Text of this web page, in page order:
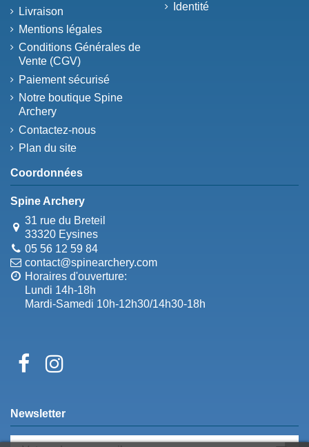
Livraison
Mentions légales
Conditions Générales de
Vente (CGV)
Paiement sécurisé
Notre boutique Spine
Archery
Contactez-nous
Plan du site
Identité
Coordonnées
Spine Archery
31 rue du Breteil
33320 Eysines
05 56 12 59 84
contact@spinearchery.com
Horaires d'ouverture:
Lundi 14h-18h
Mardi-Samedi 10h-12h30/14h30-18h
Newsletter